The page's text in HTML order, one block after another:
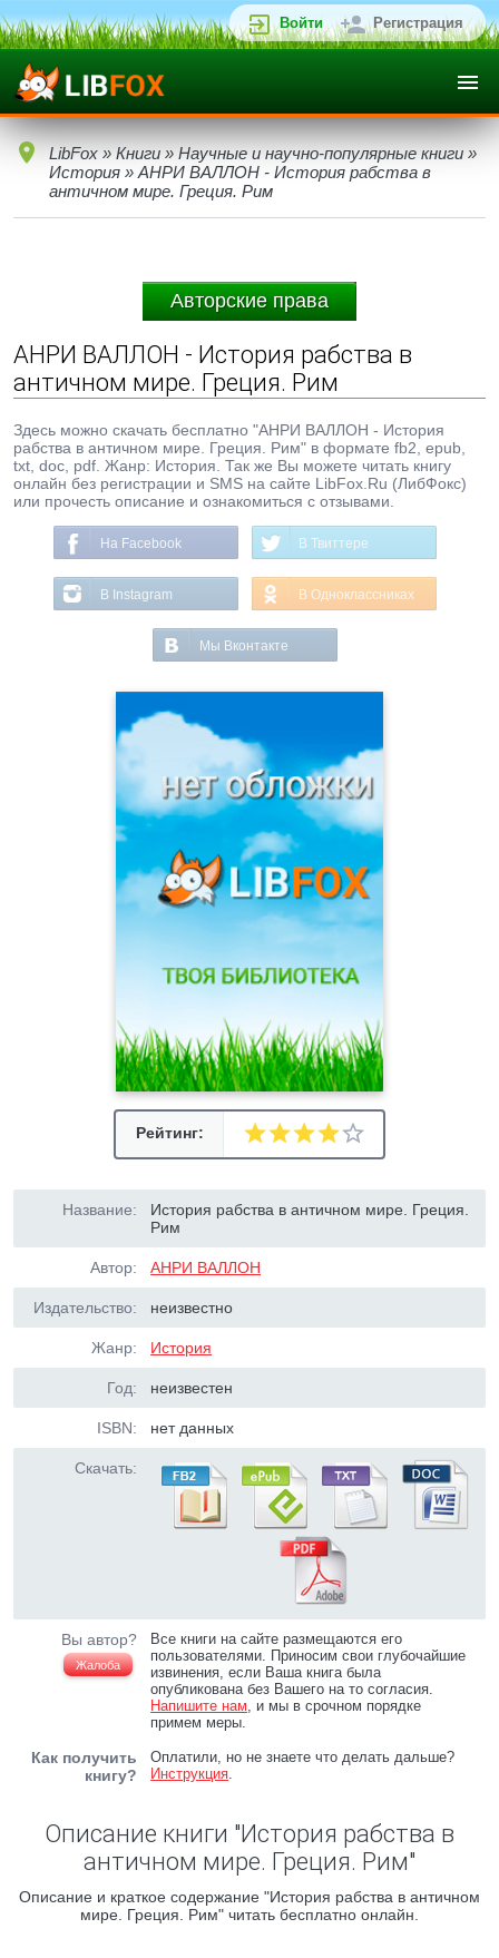
Войти Регистрация
LibFox » Книги » Научные и научно-популярные книги »
История » АНРИ ВАЛЛОН - История рабства в
античном мире. Греция. Рим
Авторские права
АНРИ ВАЛЛОН - История рабства в
античном мире. Греция. Рим
Здесь можно скачать бесплатно "АНРИ ВАЛЛОН - История
рабства в античном мире. Греция. Рим" в формате fb2, epub,
txt, doc, pdf. Жанр: История. Так же Вы можете читать книгу
онлайн без регистрации и SMS на сайте LibFox.Ru (ЛибФокс)
или прочесть описание и ознакомиться с отзывами.
На Facebook В Твиттере
В Instagram В Одноклассниках
Мы Вконтакте
Рейтинг:
Название:
История рабства в античном мире. Греция.
Рим
Автор: АНРИ ВАЛЛОН
Издательство: неизвестно
Жанр: История
Год: неизвестен
ISBN: нет данных
Скачать:
Вы автор?
Жалоба
Все книги на сайте размещаются его
пользователями. Приносим свои глубочайшие
извинения, если Ваша книга была
опубликована без Вашего на то согласия.
Напишите нам, и мы в срочном порядке
примем меры.
Как получить
книгу?
Оплатили, но не знаете что делать дальше?
Инструкция.
Описание книги "История рабства в
античном мире. Греция. Рим"
Описание и краткое содержание "История рабства в античном
мире. Греция. Рим" читать бесплатно онлайн.